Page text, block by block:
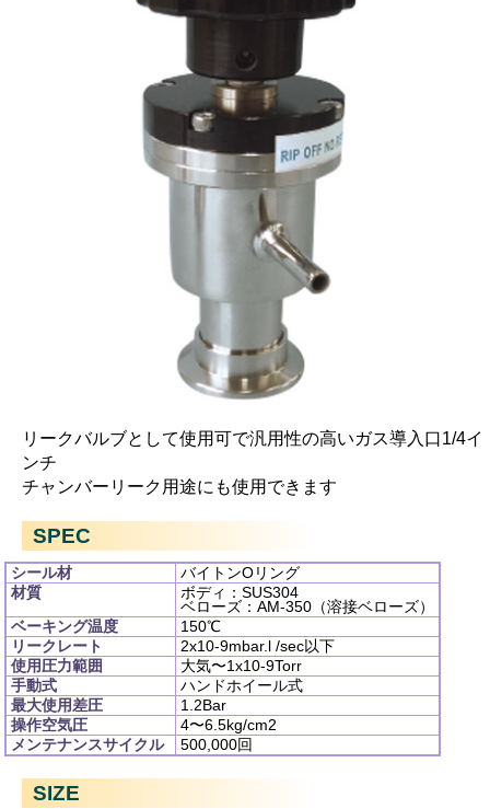
リークバルブとして使用可で汎用性の高いガス導入口1/4イ
ンチ
チャンバーリーク用途にも使用できます
SPEC
シール材
バイトンOリング
材質
ボディ：SUS304
ベローズ：AM-350（溶接ベローズ）
ベーキング温度
150℃
リークレート
2x10-9mbar.l /sec以下
使用圧力範囲
大気〜1x10-9Torr
手動式
ハンドホイール式
最大使用差圧
1.2Bar
操作空気圧
4〜6.5kg/cm2
メンテナンスサイクル
500,000回
SIZE